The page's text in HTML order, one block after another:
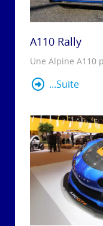
A110 Rally
Une Alpine A110
...Suite